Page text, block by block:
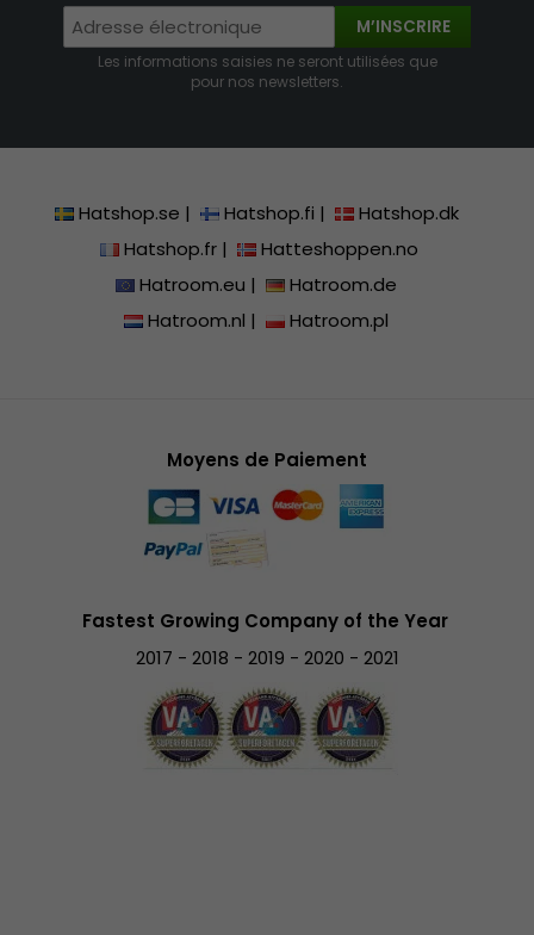
M’INSCRIRE
Les informations saisies ne seront utilisées que
pour nos newsletters.
Hatshop.se | Hatshop.fi |
Hatshop.dk
Hatshop.fr|
Hatteshoppen.no
Hatroom.eu |
Hatroom.de
Hatroom.nl | Hatroom.pl
Moyens de Paiement
Fastest Growing Company of the Year
2017 - 2018 - 2019 - 2020 - 2021